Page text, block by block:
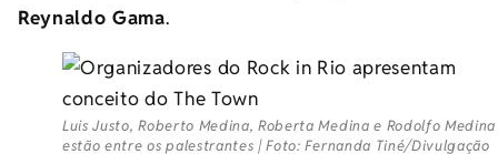
Reynaldo Gama.
Luis Justo, Roberto Medina, Roberta Medina e Rodolfo Medina
estão entre os palestrantes | Foto: Fernanda Tiné/Divulgação